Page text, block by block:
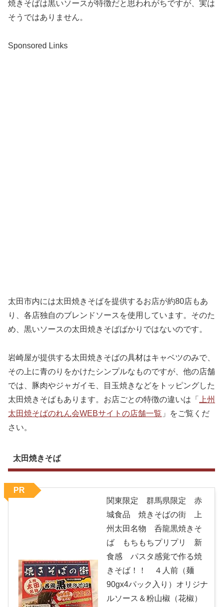
焼きそばは黒いソースが特徴だと思われがちですが、実は
そうではありません。
Sponsored Links
太田市内には太田焼きそばを提供するお店が約80店もあ
り、各店独自のブレンドソースを使用しています。そのた
め、黒いソースの太田焼きそばばかりではないのです。
岩崎屋が提供する太田焼きそばの具材はキャベツのみで、
その上に青のりをかけたシンプルなものですが、他の店舗
では、豚肉やジャガイモ、目玉焼きなどをトッピングした
太田焼きそばもあります。お店ごとの特徴の違いは「
上州
太田焼そばのれん会WEBサイトの店舗一覧 」をご覧くだ
さい。
太田焼きそば
関東限定 群馬県限定 赤
城食品 焼きそばの街 上
州太田名物 呑龍黒焼きそ
ば もちもちプリプリ 新
食感 パスタ感覚で作る焼
きそば！！ ４人前（麺
90gx4パック入り）オリジナ
ルソース＆粉山椒（花椒）
PR